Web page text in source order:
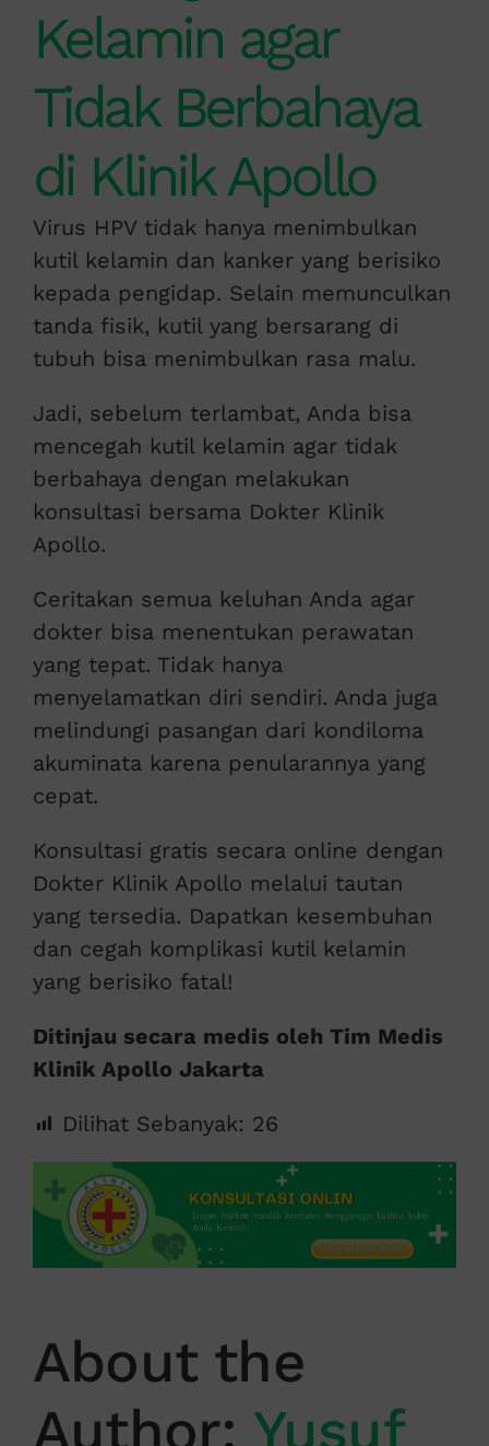
Kelamin agar
Tidak Berbahaya
di Klinik Apollo
Virus HPV tidak hanya menimbulkan
kutil kelamin dan kanker yang berisiko
kepada pengidap. Selain memunculkan
tanda fisik, kutil yang bersarang di
tubuh bisa menimbulkan rasa malu.
Jadi, sebelum terlambat, Anda bisa
mencegah kutil kelamin agar tidak
berbahaya dengan melakukan
konsultasi bersama Dokter Klinik
Apollo.
Ceritakan semua keluhan Anda agar
dokter bisa menentukan perawatan
yang tepat. Tidak hanya
menyelamatkan diri sendiri. Anda juga
melindungi pasangan dari kondiloma
akuminata karena penularannya yang
cepat.
Konsultasi gratis secara online dengan
Dokter Klinik Apollo melalui tautan
yang tersedia. Dapatkan kesembuhan
dan cegah komplikasi kutil kelamin
yang berisiko fatal!
Ditinjau secara medis oleh Tim Medis
Klinik Apollo Jakarta
Dilihat Sebanyak: 26
About the
Author: Yusuf